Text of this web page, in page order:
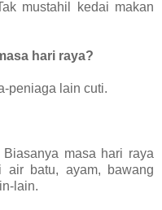
mustahil kedai makan
hari raya?
peniaga lain cuti.
masa hari raya
batu, ayam, bawang
lain.